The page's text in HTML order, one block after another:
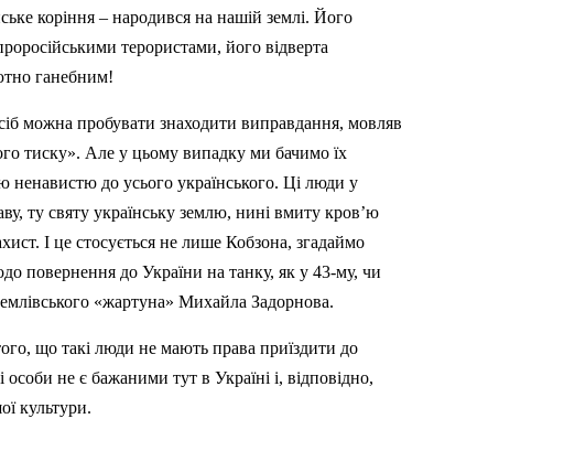
коріння – народився на нашій землі. Його
терористами, його відверта
ганебним!
можна пробувати знаходити виправдання, мовляв
тиску». Але у цьому випадку ми бачимо їх
до усього українського. Ці люди у
ту святу українську землю, нині вмиту кров’ю
І це стосується не лише Кобзона, згадаймо
повернення до України на танку, як у 43-му, чи
«жартуна» Михайла Задорнова.
що такі люди не мають права приїздити до
особи не є бажаними тут в Україні і, відповідно,
культури.